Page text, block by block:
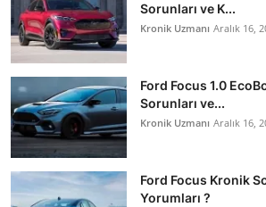
Sorunları ve K...
Kronik Uzmanı Aralık 16,
Ford Focus 1.0
Sorunları ve...
Kronik Uzmanı Aralık 16,
Ford Focus Kronik
Yorumları ?